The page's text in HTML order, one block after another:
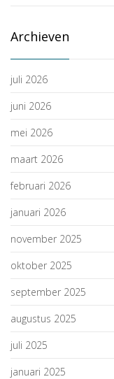
Archieven
juli 2026
juni 2026
mei 2026
maart 2026
februari 2026
januari 2026
november 2025
oktober 2025
september 2025
augustus 2025
juli 2025
januari 2025